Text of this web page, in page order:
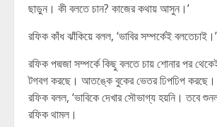
ছাড়ুন। কী বলতে চান? কাজের কথায় আসুন।’
রফিক কাঁধ ঝাঁকিয়ে বলল, ‘ভাবির সম্পর্কেই বলতেচাই।’
রফিক পদ্মজা সম্পর্কে কিছু বলতে চায় শোনার পর
টগবগ করছে। আতঙ্কে বুকের ভেতর ঢিপঢিপ করছে।
রফিক বলল, ‘ভাবিকে দেখার সৌভাগ্য হয়নি। তবে
রফিক থামল।